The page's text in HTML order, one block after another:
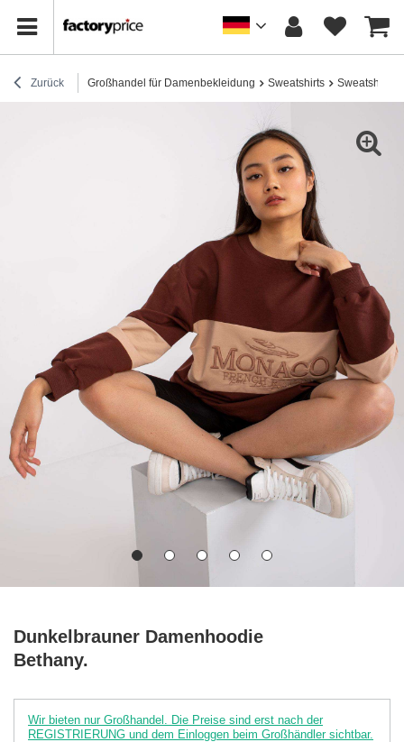
Zurück Großhandel für Damenbekleidung Sweatshirts Sweatshirts
Dunkelbrauner Damenhoodie
Bethany.
Wir bieten nur Großhandel. Die Preise sind erst nach der
REGISTRIERUNG und dem Einloggen beim Großhändler sichtbar.